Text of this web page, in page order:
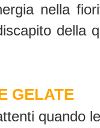
nella
della
GELATE
quando